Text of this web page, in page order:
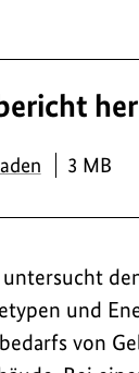
PDF3 MB
und
von